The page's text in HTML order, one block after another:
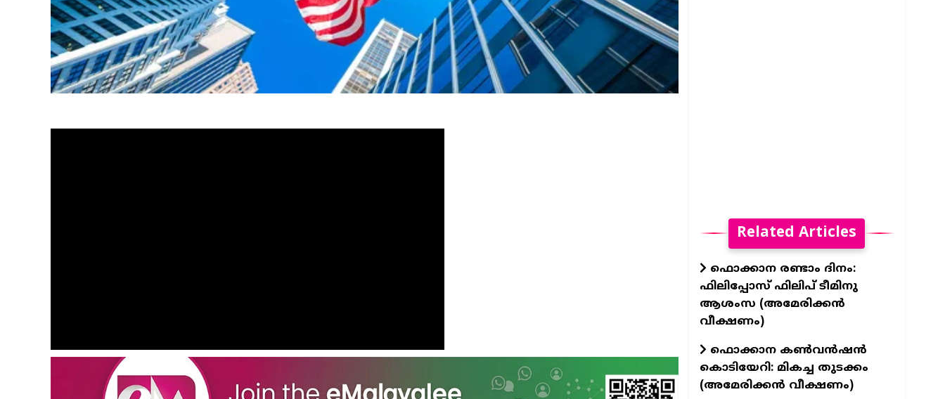
Related Articles
ഫൊക്കാന രണ്ടാം ദിനം:
ഫിലിപ്പോസ് ഫിലിപ് ടീമിനു
ആശംസ (അമേരിക്കൻ
വീക്ഷണം)
ഫൊക്കാന കൺവൻഷൻ
കൊടിയേറി: മികച്ച തുടക്കം
(അമേരിക്കൻ വീക്ഷണം)